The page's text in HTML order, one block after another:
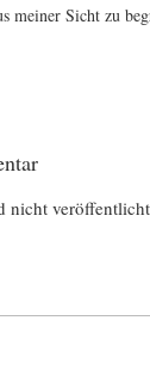
mei­ner Sicht zu
nicht